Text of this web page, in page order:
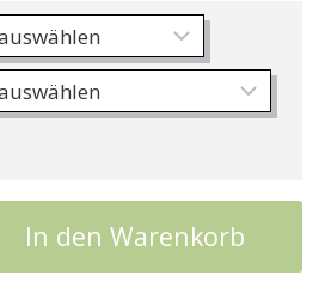
In den Warenkorb